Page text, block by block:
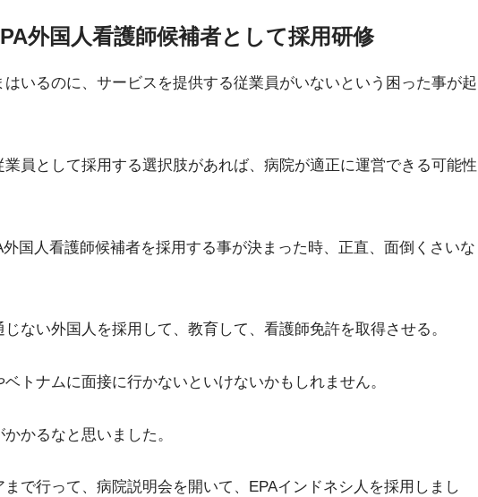
外国人看護師候補者として採用研修
いるのに、サービスを提供する従業員がいないという困った事が起
員として採用する選択肢があれば、病院が適正に運営できる可能性
国人看護師候補者を採用する事が決まった時、正直、面倒くさいな
ない外国人を採用して、教育して、看護師免許を取得させる。
トナムに面接に行かないといけないかもしれません。
かるなと思いました。
で行って、病院説明会を開いて、EPAインドネシ人を採用しまし